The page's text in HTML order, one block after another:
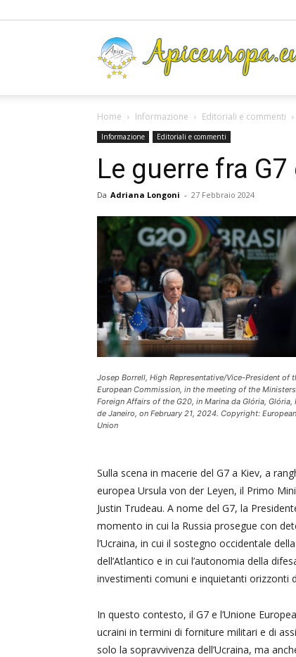
Home Informazione Editoriali e commenti
Informazione Editoriali e commenti
Le guerre fra G7
Da Adriana Longoni - 27 Febbraio 2024
Josep Borrell, High Representative/Vice-President of
European Commission, in the meeting of the
Foreign Affairs of the G20, in Marina da Glória, Glória,
de Janeiro, on February 21, 2024. Copyright: European
Union
Sulla scena in macerie del G7 a Kiev, a
europea Ursula von der Leyen, il Primo
Justin Trudeau. A nome del G7, la
momento in cui la Russia prosegue con
l’Ucraina, in cui il sostegno occidentale
dell’Atlantico e in cui l’autonomia della
investimenti comuni e inquietanti orizzonti
In questo contesto, il G7 e l’Unione
ucraini in termini di forniture militari e di
solo la sopravvivenza dell’Ucraina, ma